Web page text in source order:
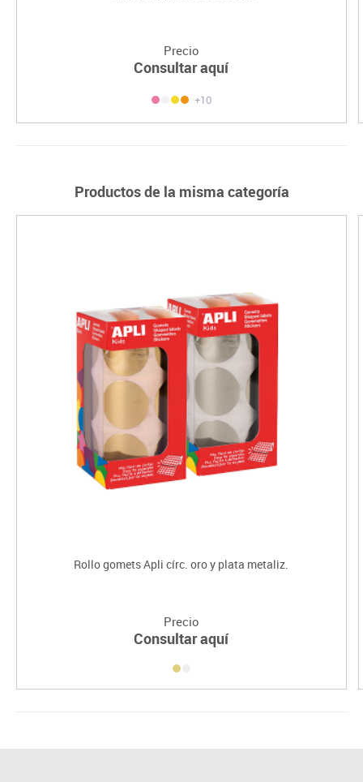
Precio
Consultar aquí
+10
Productos de la misma categoría
Rollo gomets Apli círc. oro y plata metaliz.
Precio
Consultar aquí